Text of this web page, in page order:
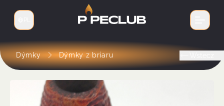
Zmień język
Dýmky Dýmky z briaru